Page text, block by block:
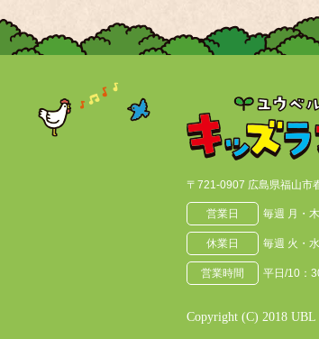
〒721-0907 広島県福山市
営業日 毎週 月・
休業日 毎週 火・
営業時間 平日/10：
Copyright (C) 2018 UBL